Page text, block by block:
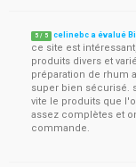
5 / 5 celinebc a évalué
ce site est
produits divers et
préparation de rhum
super bien sécurisé.
vite le produits que
assez complètes et
commande.